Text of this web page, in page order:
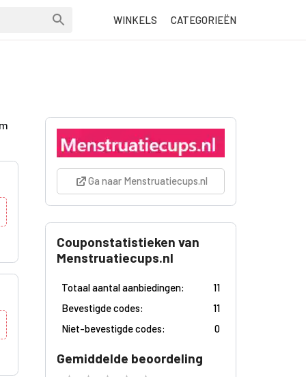
WINKELS CATEGORIEËN
Ga naar Menstruatiecups.nl
Couponstatistieken van
Menstruatiecups.nl
Totaal aantal aanbiedingen:
11
Bevestigde codes:
11
Niet-bevestigde codes:
0
Gemiddelde beoordeling